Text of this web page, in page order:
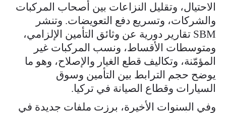
الاحتيال، وتقليل النزاعات بين أصحاب المركبات
والشركات، وتسريع دفع التعويضات. وتنشر
SBM تقارير دورية عن وثائق التأمين الإلزامي،
ومتوسطات الأقساط، ونسب المركبات غير
المؤمّنة، وتكاليف قطع الغيار والإصلاح، وهو ما
يوضح حجم الترابط بين التأمين وسوق
السيارات وقطاع الصيانة في تركيا.
وفي السنوات الأخيرة، برزت ملفات جديدة في